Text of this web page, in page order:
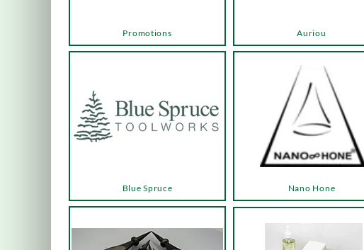
Promotions Auriou
Blue Spruce Nano Hone